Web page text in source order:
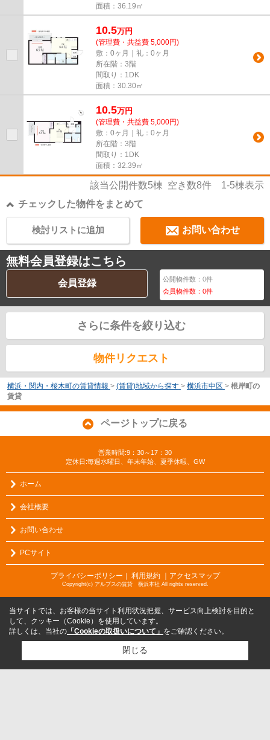
面積：36.19㎡
10.5万円
(管理費・共益費 5,000円)
敷：0ヶ月｜礼：0ヶ月
所在階：3階
間取り：1DK
面積：30.30㎡
10.5万円
(管理費・共益費 5,000円)
敷：0ヶ月｜礼：0ヶ月
所在階：3階
間取り：1DK
面積：32.39㎡
該当公開件数5棟 空き数8件 1-5棟表示
チェックした物件をまとめて
お問い合わせ
検討リストに追加
無料会員登録はこちら
会員登録 公開物件数：0件
会員物件数：0件
さらに条件を絞り込む
物件リクエスト
横浜・関内・桜木町の賃貸情報 > (賃貸)地域から探す > 横浜市中区 > 根岸町の
賃貸
ページトップに戻る
営業時間:9：30～17：30
定休日:毎週水曜日、年末年始、夏季休暇、GW
ホーム
会社概要
お問い合わせ
PCサイト
プライバシーポリシー ｜ 利用規約 ｜アクセスマップ
Copyright(c) アルプスの賃貸 横浜本社 All rights reserved.
当サイトでは、お客様の当サイト利用状況把握、サービス向上検討を目的と
して、クッキー（Cookie）を使用しています。
詳しくは、当社の 「Cookieの取扱いについて」 をご確認ください。
閉じる